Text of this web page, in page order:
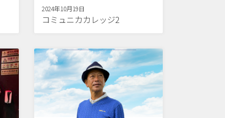
2024年10月19日
コミュニカカレッジ2